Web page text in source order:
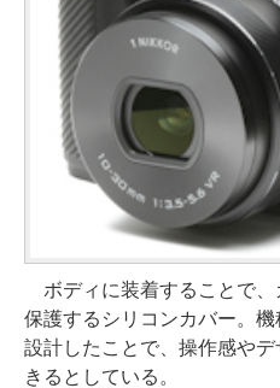
ボディに装着することで、
保護するシリコンカバー。
設計したことで、操作感や
きるとしている。